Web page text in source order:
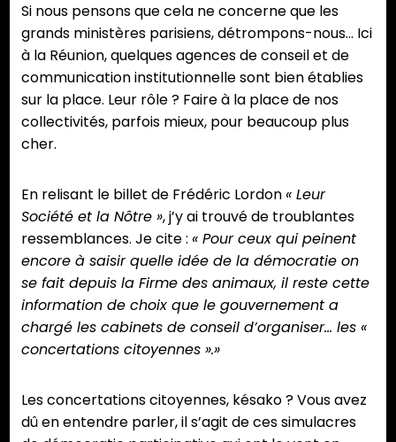
Si nous pensons que cela ne concerne que les
grands ministères parisiens, détrompons-nous… Ici
à la Réunion, quelques agences de conseil et de
communication institutionnelle sont bien établies
sur la place. Leur rôle ? Faire à la place de nos
collectivités, parfois mieux, pour beaucoup plus
cher.
En relisant le billet de Frédéric Lordon« Leur
Société et la Nôtre », j’y ai trouvé de troublantes
ressemblances. Je cite : « Pour ceux qui peinent
encore à saisir quelle idée de la démocratie on
se fait depuis la Firme des animaux, il reste cette
information de choix que le gouvernement a
chargé les cabinets de conseil d’organiser… les «
concertations citoyennes ».»
Les concertations citoyennes, késako ? Vous avez
dû en entendre parler, il s’agit de ces simulacres